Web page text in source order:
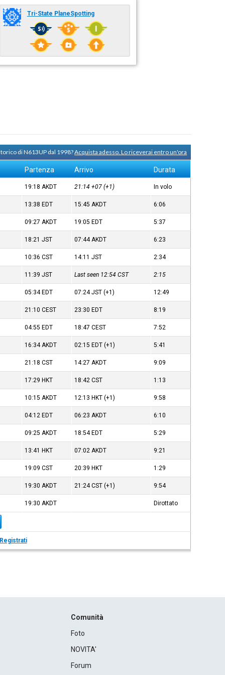
Tri-State PlaneSpotting
di N613UP dal 1998?Acquista adesso. Lo riceverai entro un'ora
Partenza Arrivo Durata
19:18AKDT 21:14+07 (+1) In volo
13:38 EDT 15:45AKDT 6:06
09:27AKDT 19:05 EDT 5:37
18:21JST 07:44AKDT 6:23
10:36CST 14:11JST 2:34
11:39JST Last seen 12:54CST 2:15
05:34 EDT 07:24JST (+1) 12:49
21:10CEST 23:30 EDT 8:19
04:55 EDT 18:47CEST 7:52
16:34AKDT 02:15 EDT (+1) 5:41
21:18CST 14:27AKDT 9:09
17:29 HKT 18:42CST 1:13
10:15AKDT 12:13 HKT (+1) 9:58
04:12 EDT 06:23AKDT 6:10
09:25AKDT 18:54 EDT 5:29
13:41 HKT 07:02AKDT 9:21
19:09CST 20:39 HKT 1:29
19:30AKDT 21:24CST (+1) 9:54
19:30AKDT Dirottato
Comunità
Foto
NOVITA'
Forum